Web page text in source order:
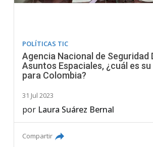
POLÍTICAS TIC
Agencia Nacional de Seguridad
Asuntos Espaciales, ¿cuál es
para Colombia?
31 Jul 2023
por Laura Suárez Bernal
Compartir